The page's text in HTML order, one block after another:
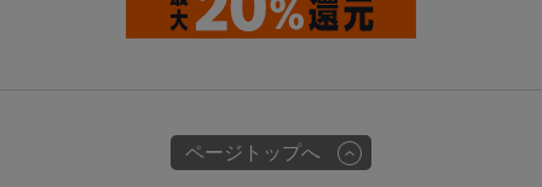
ページトップへ